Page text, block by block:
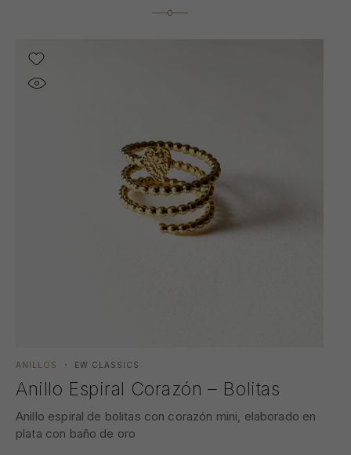
ANILLOS EW CLASSICS
Anillo Espiral Corazón – Bolitas
Anillo espiral de bolitas con corazón mini, elaborado en
plata con baño de oro